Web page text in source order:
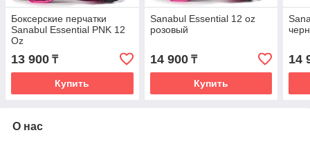
Боксерские перчатки
Sanabul Essential PNK 12
Oz
13 900 ₸
Купить
Sanabul Essential 12 oz
розовый
14 900₸
Купить
14
О нас